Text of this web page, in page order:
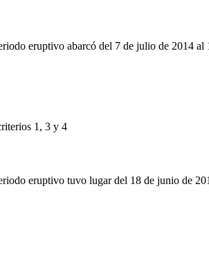
eruptivo abarcó del 7 de julio de 2014 al
1, 3 y 4
eruptivo tuvo lugar del 18 de junio de